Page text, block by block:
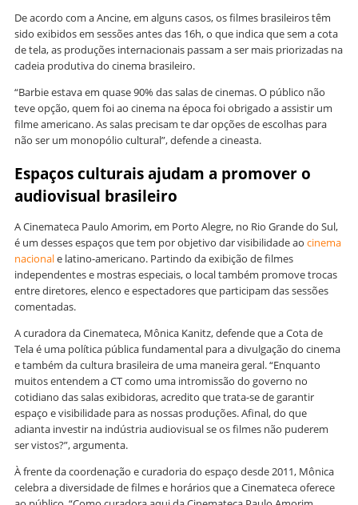
De acordo com a Ancine, em alguns casos, os filmes brasileiros têm
sido exibidos em sessões antes das 16h, o que indica que sem a cota
de tela, as produções internacionais passam a ser mais priorizadas na
cadeia produtiva do cinema brasileiro.
“Barbie estava em quase 90% das salas de cinemas. O público não
teve opção, quem foi ao cinema na época foi obrigado a assistir um
filme americano. As salas precisam te dar opções de escolhas para
não ser um monopólio cultural”, defende a cineasta.
Espaços culturais ajudam a promover o
audiovisual brasileiro
A Cinemateca Paulo Amorim, em Porto Alegre, no Rio Grande do Sul,
é um desses espaços que tem por objetivo dar visibilidade ao cinema
nacionale latino-americano. Partindo da exibição de filmes
independentes e mostras especiais, o local também promove trocas
entre diretores, elenco e espectadores que participam das sessões
comentadas.
A curadora da Cinemateca, Mônica Kanitz, defende que a Cota de
Tela é uma política pública fundamental para a divulgação do cinema
e também da cultura brasileira de uma maneira geral. “Enquanto
muitos entendem a CT como uma intromissão do governo no
cotidiano das salas exibidoras, acredito que trata-se de garantir
espaço e visibilidade para as nossas produções. Afinal, do que
adianta investir na indústria audiovisual se os filmes não puderem
ser vistos?”, argumenta.
À frente da coordenação e curadoria do espaço desde 2011, Mônica
celebra a diversidade de filmes e horários que a Cinemateca oferece